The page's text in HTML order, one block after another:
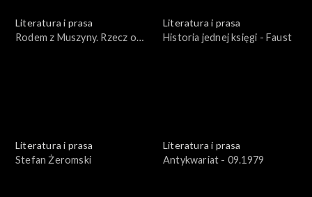
Literatura i prasa
Rodem z Muszyny. Rzecz o
Literatura i prasa
Historia jednej księgi - Faust
Literatura i prasa
Stefan Żeromski
Literatura i prasa
Antykwariat - 09.1979